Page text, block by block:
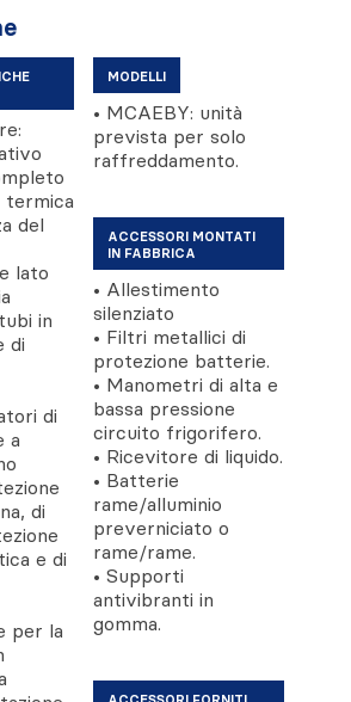
termica
del
lato
in
di
di
a
di
e di
per la
MODELLI
• MCAEBY: unità
prevista per solo
raffreddamento.
ACCESSORI MONTATI
IN FABBRICA
• Allestimento
silenziato
• Filtri metallici di
protezione batterie.
• Manometri di alta e
bassa pressione
circuito frigorifero.
• Ricevitore di liquido.
• Batterie
rame/alluminio
preverniciato o
rame/rame.
• Supporti
antivibranti in
gomma.